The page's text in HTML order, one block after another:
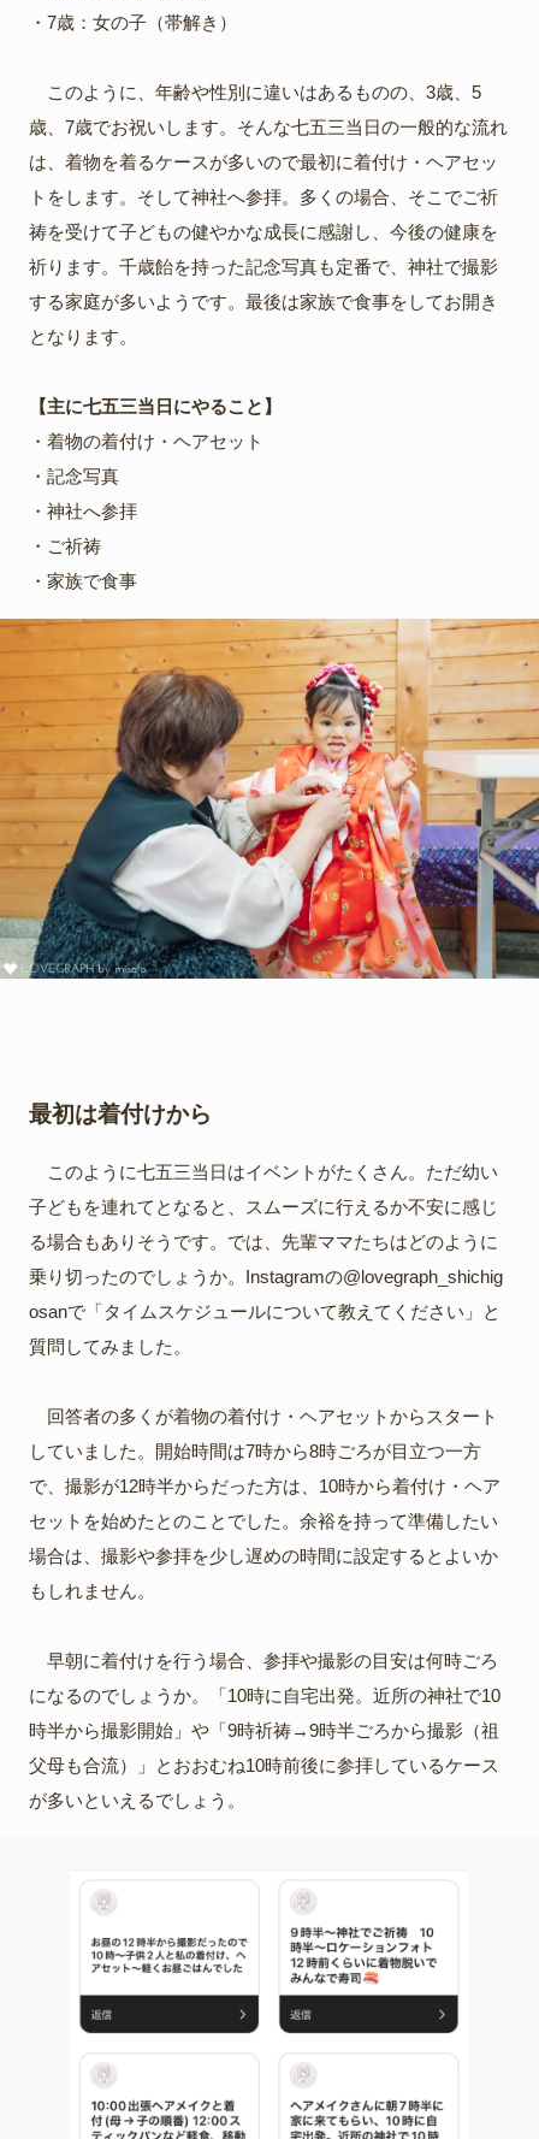
・7歳：女の子（帯解き）
このように、年齢や性別に違いはあるものの、3歳、5
歳、7歳でお祝いします。そんな七五三当日の一般的な流れ
は、着物を着るケースが多いので最初に着付け・ヘアセッ
トをします。そして神社へ参拝。多くの場合、そこでご祈
祷を受けて子どもの健やかな成長に感謝し、今後の健康を
祈ります。千歳飴を持った記念写真も定番で、神社で撮影
する家庭が多いようです。最後は家族で食事をしてお開き
となります。
【主に七五三当日にやること】
・着物の着付け・ヘアセット
・記念写真
・神社へ参拝
・ご祈祷
・家族で食事
最初は着付けから
このように七五三当日はイベントがたくさん。ただ幼い
子どもを連れてとなると、スムーズに行えるか不安に感じ
る場合もありそうです。では、先輩ママたちはどのように
乗り切ったのでしょうか。Instagramの@lovegraph_shichig
osanで「タイムスケジュールについて教えてください」と
質問してみました。
回答者の多くが着物の着付け・ヘアセットからスタート
していました。開始時間は7時から8時ごろが目立つ一方
で、撮影が12時半からだった方は、10時から着付け・ヘア
セットを始めたとのことでした。余裕を持って準備したい
場合は、撮影や参拝を少し遅めの時間に設定するとよいか
もしれません。
早朝に着付けを行う場合、参拝や撮影の目安は何時ごろ
になるのでしょうか。「10時に自宅出発。近所の神社で10
時半から撮影開始」や「9時祈祷→9時半ごろから撮影（祖
父母も合流）」とおおむね10時前後に参拝しているケース
が多いといえるでしょう。